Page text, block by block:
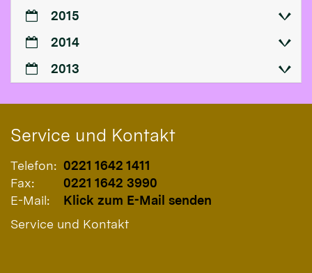
2015
2014
2013
Service und Kontakt
Telefon: 0221 1642 1411
Fax:
0221 1642 3990
E-Mail:
Klick zum E-Mail senden
Service und Kontakt